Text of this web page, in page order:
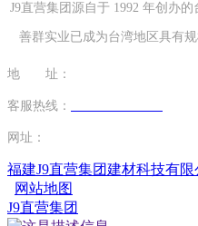
J9直营集团源自于 1992 年创办
善群实业已成为台湾地区具有
地 址：
客服热线：
网址：
福建J9直营集团建材科技有限
网站地图
J9直营集团